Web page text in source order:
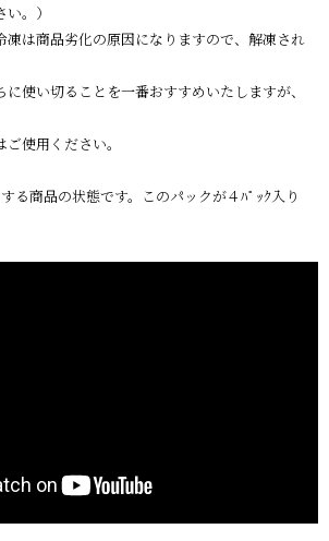
）
劣化の原因になりますので、解凍され
ることを一番おすすめいたしますが、
ください。
る商品の状態です。このパックが４ﾊﾟｯｸ入り